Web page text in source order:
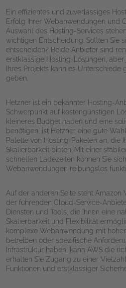
Ein effizientes und zuverlässiges
Erfolg Ihrer Webanwendungen und
Auswahl des Hosting-Services
wichtigen Entscheidung: Sollten Sie
entscheiden? Beide Anbieter sind
erstklassige Hosting-Lösungen,
Ihres Projekts kann es
geben.
Hetzner ist ein bekannter Hosting-
Schwerpunkt auf kostengünstigen
kleineres Budget haben und eine
benötigen, ist Hetzner eine gute
Palette von Hosting-Paketen an, die
Skalierbarkeit bieten. Mit einer
schnellen Ladezeiten können Sie
Webanwendungen reibungslos
Auf der anderen Seite steht Amazon
der führenden Cloud-Service-
Diensten und Tools, die Ihnen eine
Skalierbarkeit und Flexibilität
komplexe Webanwendung mit
betreiben oder spezifische
Infrastruktur haben, kann AWS die
erhalten Sie Zugang zu einer
Funktionen und erstklassiger